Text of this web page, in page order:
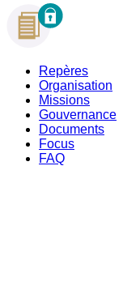
Repères
Organisation
Missions
Gouvernance
Documents
Focus
FAQ